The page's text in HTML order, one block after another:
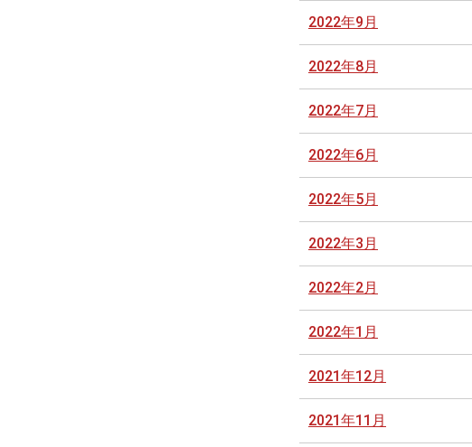
2022年9月
2022年8月
2022年7月
2022年6月
2022年5月
2022年3月
2022年2月
2022年1月
2021年12月
2021年11月